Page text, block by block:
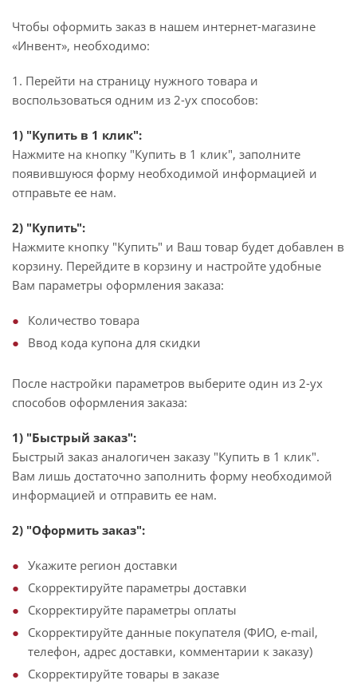
Чтобы оформить заказ в нашем интернет-магазине
«Инвент», необходимо:
1. Перейти на страницу нужного товара и
воспользоваться одним из 2-ух способов:
1) "Купить в 1 клик":
Нажмите на кнопку "Купить в 1 клик", заполните
появившуюся форму необходимой информацией и
отправьте ее нам.
2) "Купить":
Нажмите кнопку "Купить" и Ваш товар будет добавлен в
корзину. Перейдите в корзину и настройте удобные
Вам параметры оформления заказа:
Количество товара
Ввод кода купона для скидки
После настройки параметров выберите один из 2-ух
способов оформления заказа:
1) "Быстрый заказ":
Быстрый заказ аналогичен заказу "Купить в 1 клик".
Вам лишь достаточно заполнить форму необходимой
информацией и отправить ее нам.
2) "Оформить заказ":
Укажите регион доставки
Скорректируйте параметры доставки
Скорректируйте параметры оплаты
Скорректируйте данные покупателя (ФИО, e-mail,
телефон, адрес доставки, комментарии к заказу)
Скорректируйте товары в заказе